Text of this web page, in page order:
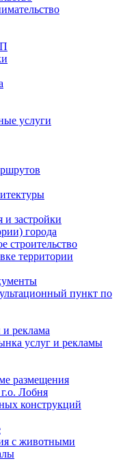
услуги
и застройки
города
строительство
территории
пункт по
реклама
услуг и рекламы
размещения
Лобня
конструкций
с животными